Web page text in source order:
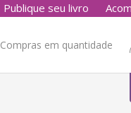
Publique seu livro
Compras em quantidade